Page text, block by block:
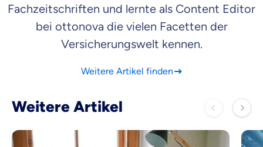
Fachzeitschriften und lernte als Content Editor
bei ottonova die vielen Facetten der
Versicherungswelt kennen.
Weitere Artikel finden
Weitere Artikel